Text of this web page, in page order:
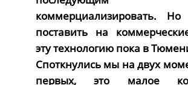
коммерциализировать.
поставить на
эту технологию пока в
Споткнулись мы на двух
первых, это малое